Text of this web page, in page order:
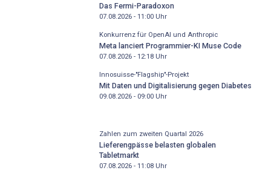
Das Fermi-Paradoxon
07.08.2026 - 11:00Uhr
Konkurrenz für OpenAI und Anthropic
Meta lanciert Programmier-KI Muse Code
07.08.2026 - 12:18Uhr
Innosuisse-"Flagship"-Projekt
Mit Daten und Digitalisierung gegen Diabetes
09.08.2026 - 09:00Uhr
Zahlen zum zweiten Quartal 2026
Lieferengpässe belasten globalen
Tabletmarkt
07.08.2026 - 11:08Uhr